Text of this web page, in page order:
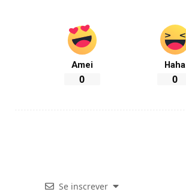
Amei
0
Haha
0
Se inscrever